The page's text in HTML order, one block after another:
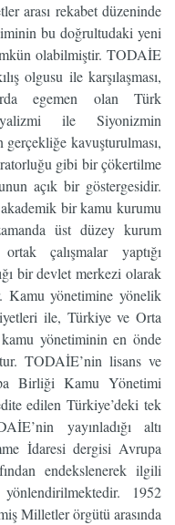
arası rekabet düzeninde
bu doğrultudaki yeni
olabilmiştir. TODAİE
olgusu ile karşılaşması,
egemen olan Türk
ile Siyonizmin
kavuşturulması,
gibi bir çökertilme
açık bir göstergesidir.
akademik bir kamu kurumu
üst düzey kurum
çalışmalar yaptığı
bir devlet merkezi olarak
Kamu yönetimine yönelik
ile, Türkiye ve Orta
yönetiminin en önde
TODAİE’nin lisans ve
Birliği Kamu Yönetimi
edilen Türkiye’deki tek
yayınladığı altı
İdaresi dergisi Avrupa
endekslenerek ilgili
1952
Milletler örgütü arasında